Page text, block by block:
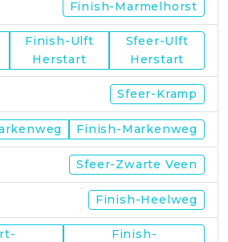
Finish-Marmelhorst
Finish-Ulft
Herstart
Sfeer-Ulft
Herstart
Sfeer-Kramp
Finish-Markenweg
Sfeer-Zwarte Veen
Finish-Heelweg
Finish-